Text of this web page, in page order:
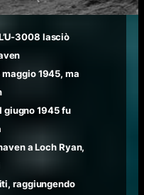
3008 lasciò
1945, ma
giugno 1945 fu
a Loch Ryan,
raggiungendo